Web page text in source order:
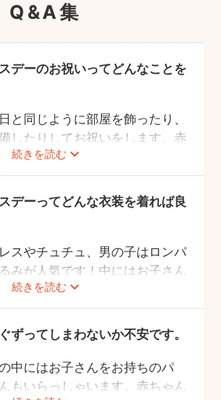
Q&A集
デーのお祝いってどんなことを
続きを読む
と同じように部屋を飾ったり、
したりしてお祝いをします。赤
キが食べられないため、最近で
立てた離乳食なども人気です。
で撮影の場合、お部屋の一角を
ように飾りつけるとよりおしゃ
デーってどんな衣装を着れば良
続きを読む
スやチュチュ、男の子はロンパ
みが人気です！中にはお子さん
られるように、あえて1歳児が
大きめのお洋服で撮影する方も
ます。
ンやヘアバンドなど飾りがある
感が出るのでおすすめですよ。
ずってしまわないか不安です。
中にはお子さんをお持ちのパ
もいらっしゃいます。赤ちゃん